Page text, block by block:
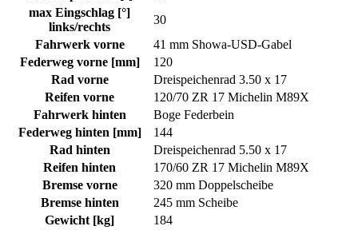
max Eingschlag [°]
links/rechts
30
Fahrwerk vorne
41 mm Showa-USD-Gabel
Federweg vorne [mm]
120
Rad vorne
Dreispeichenrad 3.50 x 17
Reifen vorne
120/70 ZR 17 Michelin M89X
Fahrwerk hinten
Boge Federbein
Federweg hinten [mm]
144
Rad hinten
Dreispeichenrad 5.50 x 17
Reifen hinten
170/60 ZR 17 Michelin M89X
Bremse vorne
320 mm Doppelscheibe
Bremse hinten
245 mm Scheibe
Gewicht [kg]
184